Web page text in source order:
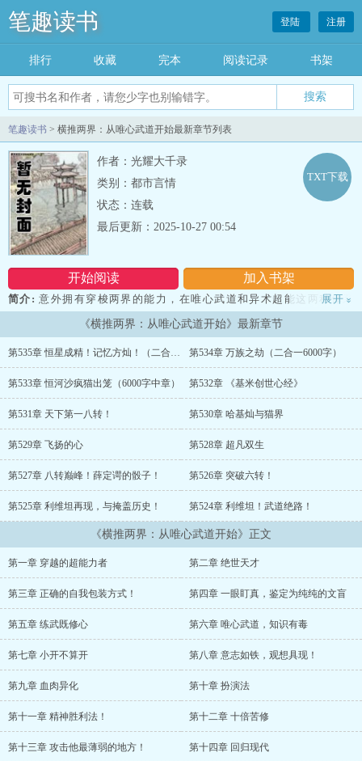
笔趣读书 登陆 注册
排行 收藏 完本 阅读记录 书架
笔趣读书 > 横推两界：从唯心武道开始最新章节列表
作者：光耀大千录
类别：都市言情
状态：连载
开始阅读 加入书架
TXT下载
最后更新：2025-10-27 00:54
简介: 意外拥有穿梭两界的能力，在唯心武道和异术超能这两种体系
当中交流学习变强。 好消息：你拥有深蓝面板，只要学习就能变
强，且身负遇难成祥的被动天赋。 方灿：这我不是起飞了！！！坏
消息：你即将遇到的对手包括但不限于 “可以推演未来的模拟流选
道新星”……以及 “一胎地煞数的多子多福系统宿主”、 “主神空间
应邀而来的轮回者们”、 “被99个世界同时穿越的独行客” “想要对
你终极侮辱的四姬佬”……方灿：孩子们，能打赢复活赛就算胜
利！ ！！面对汹涌而来的时代浪潮，方灿唯一可以倚仗的只有自己
与身俱来的天赋和刚刚获得的面板。 天赋【否极泰来】：所处环境
越差，自身的天资越好，逢凶化吉！遇难成祥！ 当努力就能像游戏
一样提高，并且血条越低，根骨、悟性、运气等隐藏属性越高时……
迎接世界的是一个怪物的诞生。 多年之后，屹立世界顶峰，方灿负
手叹息：若不败尽天下英豪，世人又怎知我举世无敌，盖世无双？...
展开 »
《横推两界：从唯心武道开始》最新章节
第535章 恒星成精！记忆方灿！（二合一6000字） 第534章 万族之劫（二合一6000字）
第533章 恒河沙疯猫出笼（6000字中章） 第532章 《基米创世心经》
第531章 天下第一八转！ 第530章 哈基灿与猫界
第529章 飞扬的心 第528章 超凡双生
第527章 八转巅峰！薛定谔的骰子！ 第526章 突破六转！
第525章 利维坦再现，与掩盖历史！ 第524章 利维坦！武道绝路！
《横推两界：从唯心武道开始》正文
第一章 穿越的超能力者 第二章 绝世天才
第三章 正确的自我包装方式！ 第四章 一眼盯真，鉴定为纯纯的文盲
第五章 练武既修心 第六章 唯心武道，知识有毒
第七章 小开不算开 第八章 意志如铁，观想具现！
第九章 血肉异化 第十章 扮演法
第十一章 精神胜利法！ 第十二章 十倍苦修
第十三章 攻击他最薄弱的地方！ 第十四章 回归现代